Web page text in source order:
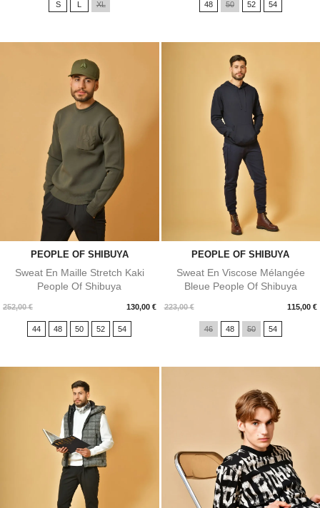
S L XL 48 50 52 54
PEOPLE OF SHIBUYA
Sweat En Maille Stretch Kaki
People Of Shibuya
252,00 € 130,00 €
Prix
44 48 50 52 54
PEOPLE OF SHIBUYA
Sweat En Viscose Mélangée
Bleue People Of Shibuya
223,00 € 115,00 €
Prix
46 48 50 54